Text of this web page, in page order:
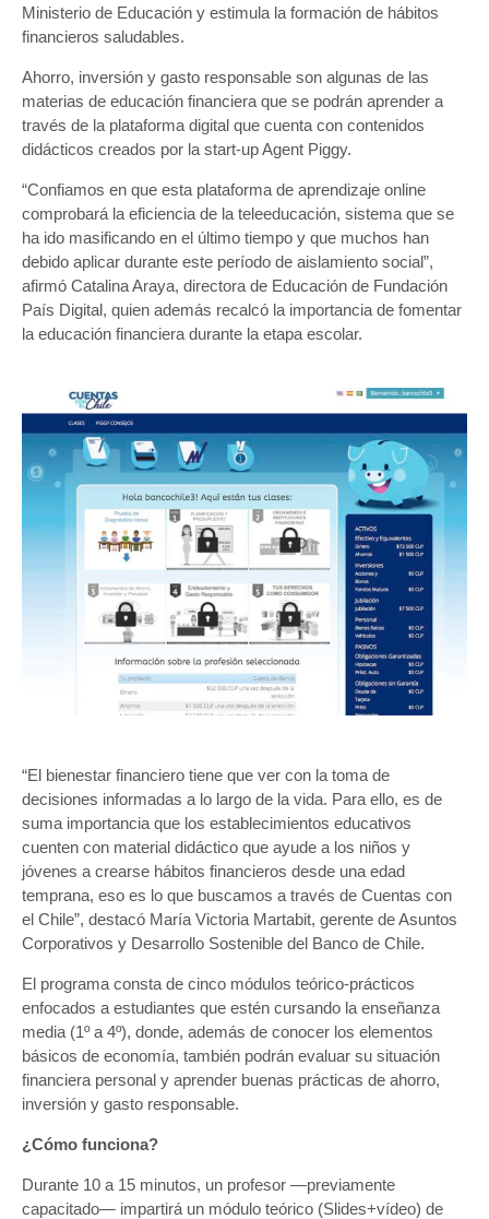
Ministerio de Educación y estimula la formación de hábitos
financieros saludables.
Ahorro, inversión y gasto responsable son algunas de las
materias de educación financiera que se podrán aprender a
través de la plataforma digital que cuenta con contenidos
didácticos creados por la start-up Agent Piggy.
“Confiamos en que esta plataforma de aprendizaje online
comprobará la eficiencia de la teleeducación, sistema que se
ha ido masificando en el último tiempo y que muchos han
debido aplicar durante este período de aislamiento social”,
afirmó Catalina Araya, directora de Educación de Fundación
País Digital, quien además recalcó la importancia de fomentar
la educación financiera durante la etapa escolar.
“El bienestar financiero tiene que ver con la toma de
decisiones informadas a lo largo de la vida. Para ello, es de
suma importancia que los establecimientos educativos
cuenten con material didáctico que ayude a los niños y
jóvenes a crearse hábitos financieros desde una edad
temprana, eso es lo que buscamos a través de Cuentas con
el Chile”, destacó María Victoria Martabit, gerente de Asuntos
Corporativos y Desarrollo Sostenible del Banco de Chile.
El programa consta de cinco módulos teórico-prácticos
enfocados a estudiantes que estén cursando la enseñanza
media (1º a 4º), donde, además de conocer los elementos
básicos de economía, también podrán evaluar su situación
financiera personal y aprender buenas prácticas de ahorro,
inversión y gasto responsable.
¿Cómo funciona?
Durante 10 a 15 minutos, un profesor —previamente
capacitado— impartirá un módulo teórico (Slides+vídeo) de